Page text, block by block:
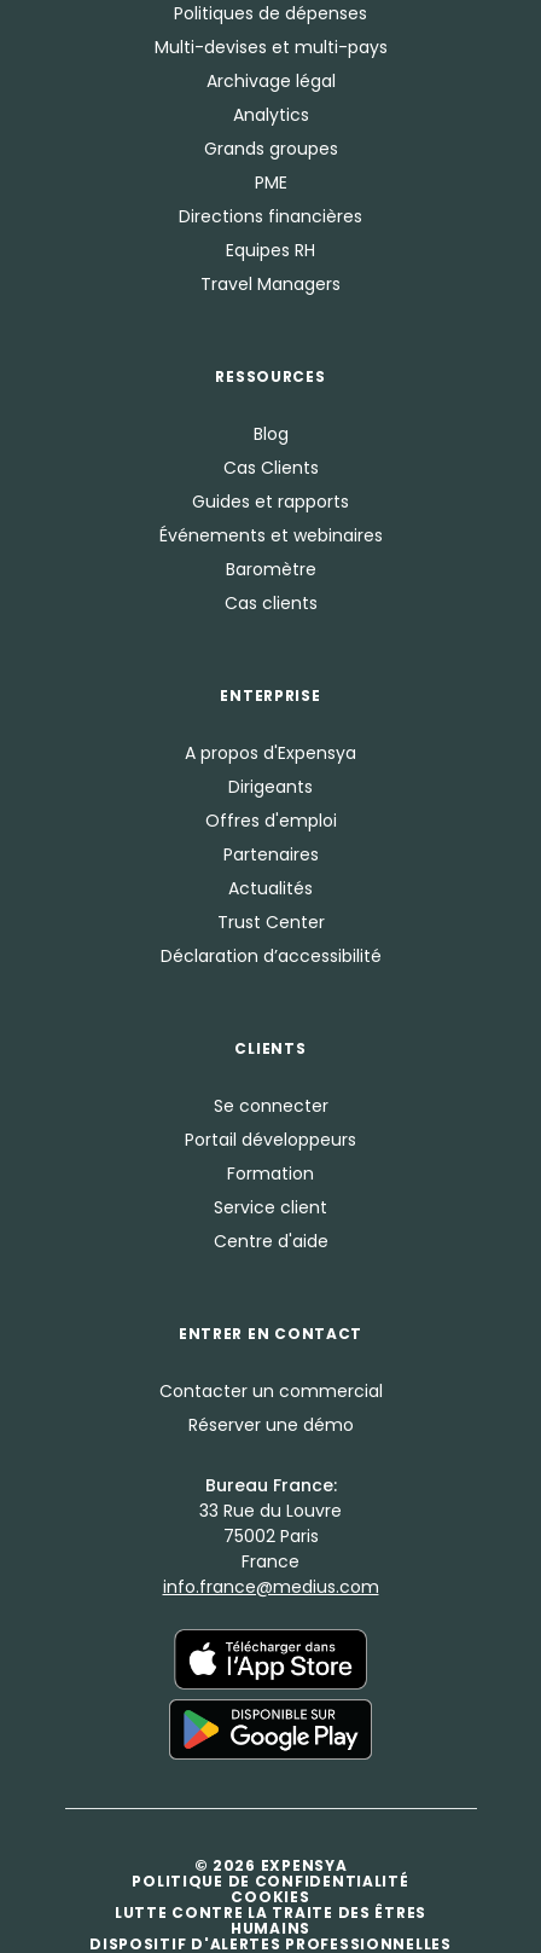
Politiques de dépenses
Multi-devises et multi-pays
Archivage légal
Analytics
Grands groupes
PME
Directions financières
Equipes RH
Travel Managers
RESSOURCES
Blog
Cas Clients
Guides et rapports
Événements et webinaires
Baromètre
Cas clients
ENTERPRISE
A propos d'Expensya
Dirigeants
Offres d'emploi
Partenaires
Actualités
Trust Center
Déclaration d’accessibilité
CLIENTS
Se connecter
Portail développeurs
Formation
Service client
Centre d'aide
ENTRER EN CONTACT
Contacter un commercial
Réserver une démo
Bureau France:
33 Rue du Louvre
75002 Paris
France
info.france@medius.com
© 2026 EXPENSYA
POLITIQUE DE CONFIDENTIALITÉ
COOKIES
LUTTE CONTRE LA TRAITE DES ÊTRES
HUMAINS
DISPOSITIF D'ALERTES PROFESSIONNELLES